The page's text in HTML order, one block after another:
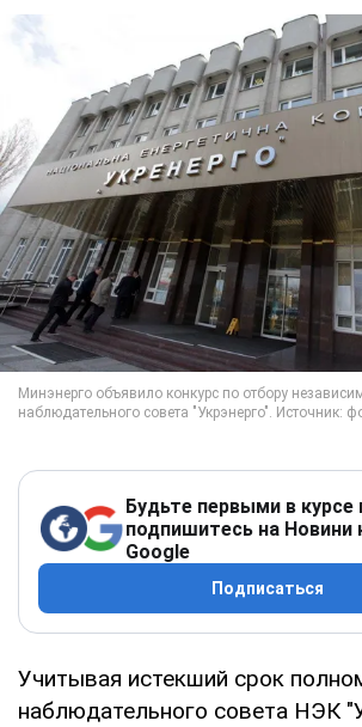
Будьте первыми в курсе
подпишитесь на Новини
Google
Подписаться
Учитывая истекший срок
наблюдательного совета НЭК